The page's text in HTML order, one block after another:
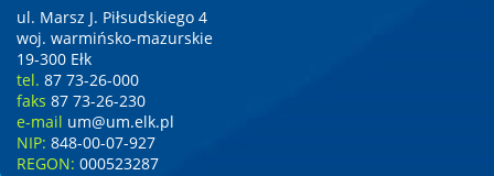
ul. Marsz J. Piłsudskiego 4
woj. warmińsko-mazurskie
19-300 Ełk
tel. 87 73-26-000
faks 87 73-26-230
e-mail um@um.elk.pl
NIP: 848-00-07-927
REGON: 000523287